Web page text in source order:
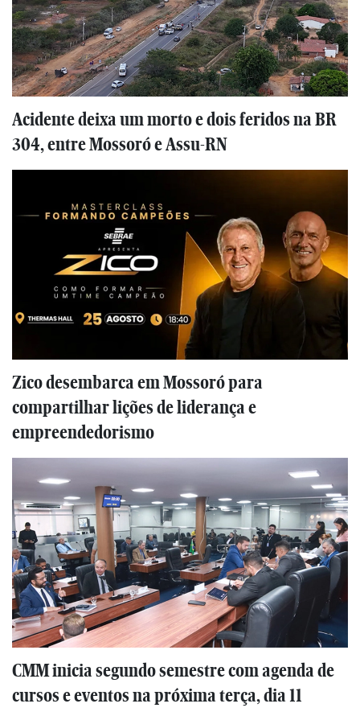
Acidente deixa um morto e dois feridos na BR
304, entre Mossoró e Assu-RN
Zico desembarca em Mossoró para
compartilhar lições de liderança e
empreendedorismo
CMM inicia segundo semestre com agenda de
cursos e eventos na próxima terça, dia 11